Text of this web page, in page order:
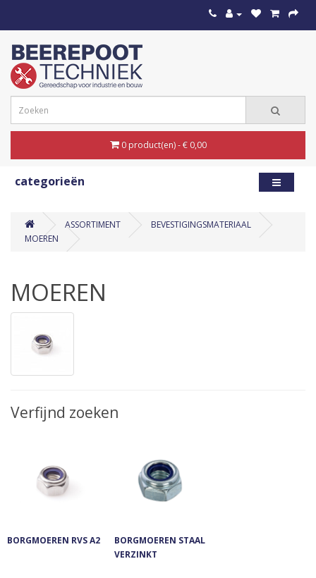
0 product(en) - € 0,00
categorieën
ASSORTIMENT
BEVESTIGINGSMATERIAAL
MOEREN
MOEREN
Verfijnd zoeken
BORGMOEREN RVS A2
BORGMOEREN STAAL
VERZINKT